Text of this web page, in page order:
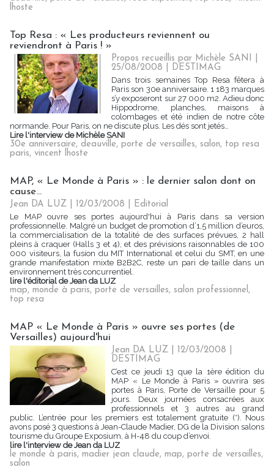
lhoste
Top Resa : « Les producteurs reviennent ou
reviendront à Paris ! »
Propos recueillis par Michèle SANI |
25/08/2008
DESTIMAG
Dans trois semaines Top Resa fêtera à
Paris son 30e anniversaire. 1 183 marques
s’y exposeront sur 27 000 m2. Adieu donc
Hippodrome, planches, maisons à
colombages et été indien de notre côte
normande. Pour Paris, on ne discute plus. Les dés sont jetés…
Lire l'interview de Michèle SANI
30e anniversaire, deauville, porte de versailles, salon, top resa
paris, vincent lhoste
MAP, « Le Monde à Paris » : le dernier salon dont on
cause...
Jean DA LUZ | 12/03/2008
Editorial
Le MAP ouvre ses portes aujourd'hui à Paris dans sa version
professionnelle. Malgré un budget de promotion d’1,5 million d’euros,
la commercialisation de la totalité de des surfaces prévues, 2 hall
pleins à craquer (Halls 3 et 4), et des prévisions raisonnables de 100
000 visiteurs, la fusion du MIT International et celui du SMT, en une
grande manifestation mixte B2B2C, reste un pari de taille dans un
environnement très concurrentiel.
lire l'éditorial de Jean da LUZ
map, monde à paris, porte de versailles, salon professionnel,
top resa
MAP « Le Monde à Paris » ouvre ses portes (de
Versailles) aujourd'hui
Jean DA LUZ | 12/03/2008
DESTIMAG
C’est ce jeudi 13 que la 1ère édition du
MAP « Le Monde à Paris » ouvrira ses
portes à Paris, Porte de Versaille pour 5
jours. Deux journées consacrées aux
professionnels et 3 autres au grand
public. L’entrée pour les premiers est totalement gratuite (*). Nous
avons posé 3 questions à Jean-Claude Madier, DG de la Division salons
tourisme du Groupe Exposium, à H-48 du coup d’envoi.
lire l'interview de Jean da LUZ
le monde à paris, madier jean claude, map, porte de versailles,
salon